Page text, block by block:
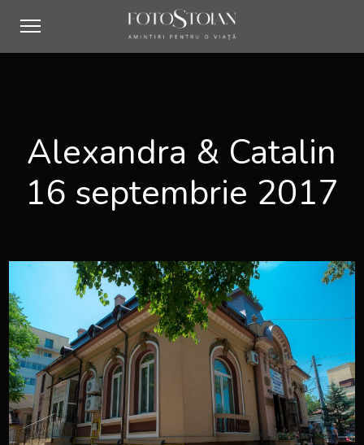
Alexandra & Catalin
16 septembrie 2017